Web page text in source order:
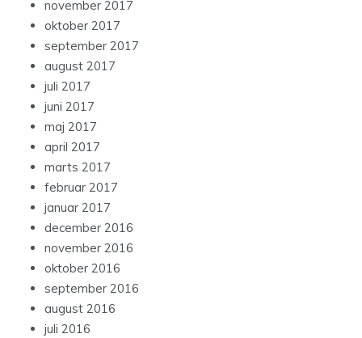
november 2017
oktober 2017
september 2017
august 2017
juli 2017
juni 2017
maj 2017
april 2017
marts 2017
februar 2017
januar 2017
december 2016
november 2016
oktober 2016
september 2016
august 2016
juli 2016